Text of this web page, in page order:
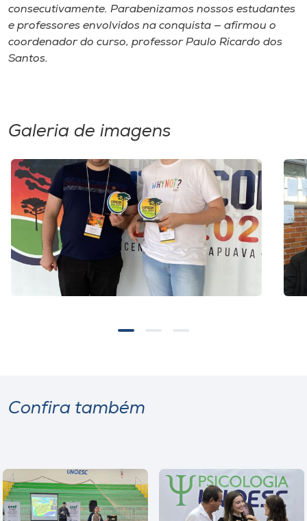
consecutivamente. Parabenizamos nossos estudantes
e professores envolvidos na conquista — afirmou o
coordenador do curso, professor Paulo Ricardo dos
Santos.
Galeria de imagens
Confira também